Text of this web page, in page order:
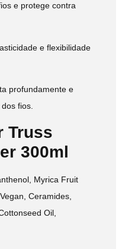
e protege contra
e flexibilidade
profundamente e
fios.
Truss
300ml
Myrica Fruit
Ceramides,
Oil,